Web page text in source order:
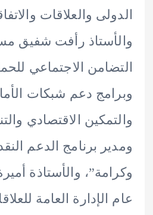
والعلاقات والاتفاقات
رأفت شفيق مساعد
الاجتماعي للحماية
دعم شبكات الأمان
الاقتصادي والتنمية
برنامج الدعم النقدي ”
والأستاذة أميرة تاج
العامة للعلاقات